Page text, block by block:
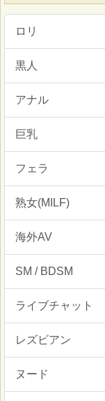
ロリ
黒人
アナル
巨乳
フェラ
熟女(MILF)
海外AV
SM / BDSM
ライブチャット
レズビアン
ヌード